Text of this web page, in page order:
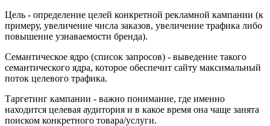
Цель - определение целей конкретной рекламной кампании (к
примеру, увеличение числа заказов, увеличение трафика либо
повышение узнаваемости бренда).
Семантическое ядро (список запросов) - выведение такого
семантического ядра, которое обеспечит сайту максимальный
поток целевого трафика.
Таргетинг кампании - важно понимание, где именно
находится целевая аудитория и в какое время она чаще занята
поиском конкретного товара/услуги.